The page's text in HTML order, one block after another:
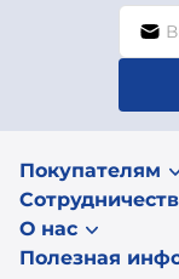
Покупателям
О нас
Полезная